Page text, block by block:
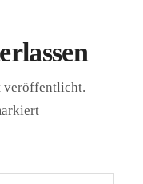
veröffentlicht.